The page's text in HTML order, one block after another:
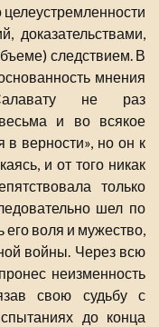
целеустремленности
доказательствами,
следствием. В
мнения
не раз
и во всякое
в верности», но он к
и от того никак
только
шел по
его воля и мужество,
войны. Через всю
неизменность
свою судьбу с
до конца